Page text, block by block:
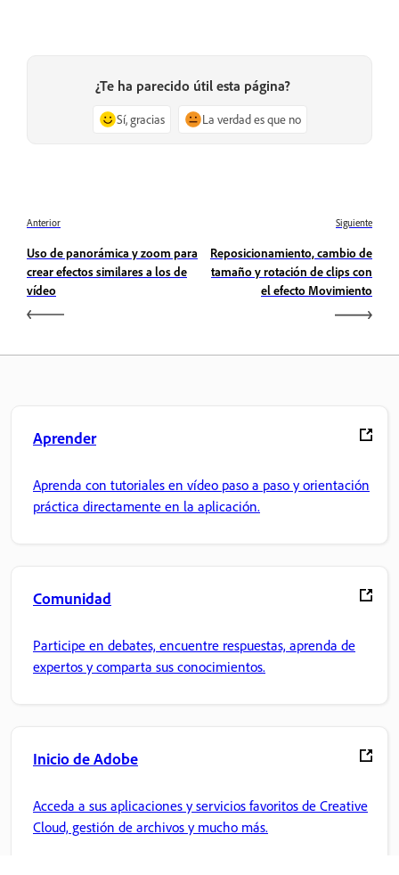
¿Te ha parecido útil esta página?
Sí, gracias La verdad es que no
Anterior
Uso de panorámica y zoom para
crear efectos similares a los de
vídeo
Siguiente
Reposicionamiento, cambio de
tamaño y rotación de clips con
el efecto Movimiento
Aprender
Aprenda con tutoriales en vídeo paso a paso y orientación
práctica directamente en la aplicación.
Comunidad
Participe en debates, encuentre respuestas, aprenda de
expertos y comparta sus conocimientos.
Inicio de Adobe
Acceda a sus aplicaciones y servicios favoritos de Creative
Cloud, gestión de archivos y mucho más.